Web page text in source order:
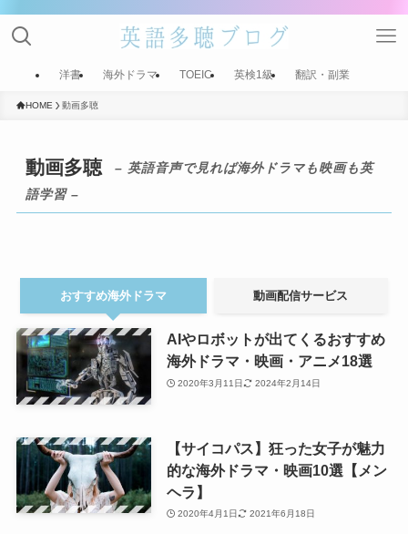
洋書 海外ドラマ TOEIC 英検1級 翻訳・副業
HOME 動画多聴
動画多聴
– 英語音声で見れば海外ドラマも映画も英
語学習 –
おすすめ海外ドラマ 動画配信サービス
AIやロボットが出てくるおすすめ
海外ドラマ・映画・アニメ18選
2020年3月11日 2024年2月14日
【サイコパス】狂った女子が魅力
的な海外ドラマ・映画10選【メン
ヘラ】
2020年4月1日 2021年6月18日